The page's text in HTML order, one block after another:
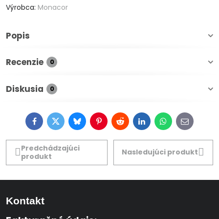
Výrobca: Monacor
Popis
Recenzie 0
Diskusia 0
FacebookTwitterBlueskyPinterestRedditLinkedInWhatsApp
E-
mail
Predchádzajúci
produkt
Nasledujúci produkt
Kontakt